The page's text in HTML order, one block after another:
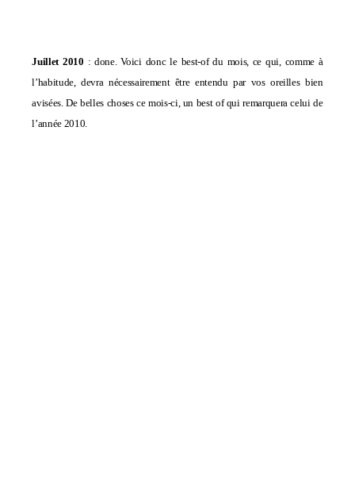
Juillet 2010 : done. Voici donc le best-of du mois, ce qui, comme à
l’habitude, devra nécessairement être entendu par vos oreilles bien
avisées. De belles choses ce mois-ci, un best of qui remarquera celui de
l’année 2010.